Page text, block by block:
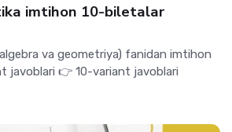
imtihon 10-biletalar
va geometriya) fanidan imtihon
javoblari 👉 10-variant javoblari